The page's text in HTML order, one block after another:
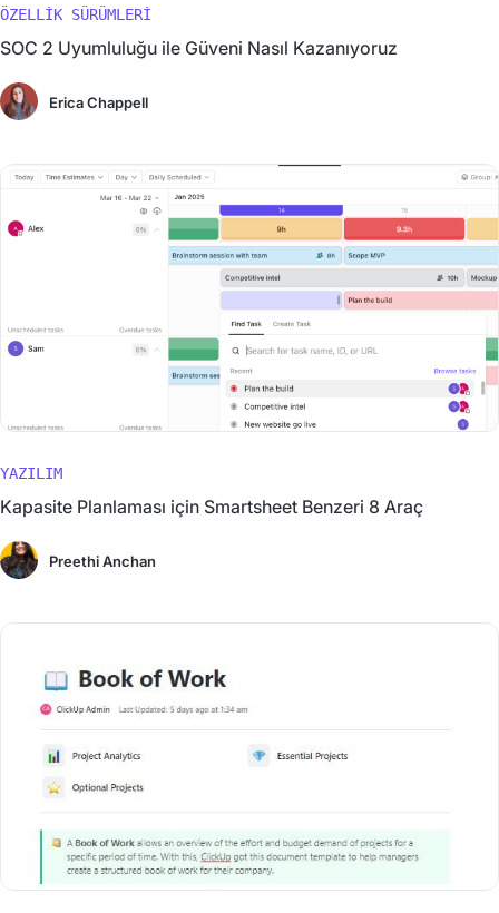
ÖZELLIK SÜRÜMLERI
SOC 2 Uyumluluğu ile Güveni Nasıl Kazanıyoruz
Erica Chappell
YAZILIM
Kapasite Planlaması için Smartsheet Benzeri 8 Araç
Preethi Anchan